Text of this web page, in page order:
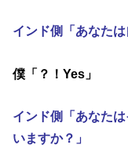
インド側「あなたは
僕「？！Yes」
インド側「あなた
いますか？」